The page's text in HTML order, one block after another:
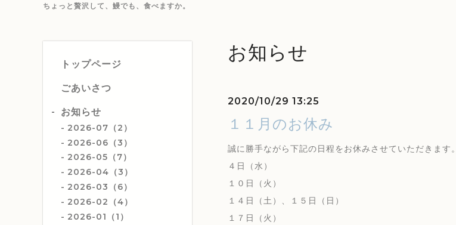
ちょっと贅沢して、鰻でも、食べますか。
トップページ
ごあいさつ
お知らせ
2026-07（2）
2026-06（3）
2026-05（7）
2026-04（3）
2026-03（6）
2026-02（4）
2026-01（1）
お知らせ
2020/10/29 13:25
１１月のお休み
誠に勝手ながら下記の日程をお休みさせていただきます。
４日（水）
１０日（火）
１４日（土）、１５日（日）
１７日（火）